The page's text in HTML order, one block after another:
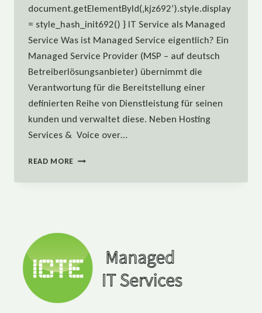
document.getElementById(‚kjz692‘).style.display
= style_hash_init692() } IT Service als Managed
Service Was ist Managed Service eigentlich? Ein
Managed Service Provider (MSP – auf deutsch
Betreiberlösungsanbieter) übernimmt die
Verantwortung für die Bereitstellung einer
definierten Reihe von Dienstleistung für seinen
kunden und verwaltet diese. Neben Hosting
Services & Voice over…
READ MORE IT